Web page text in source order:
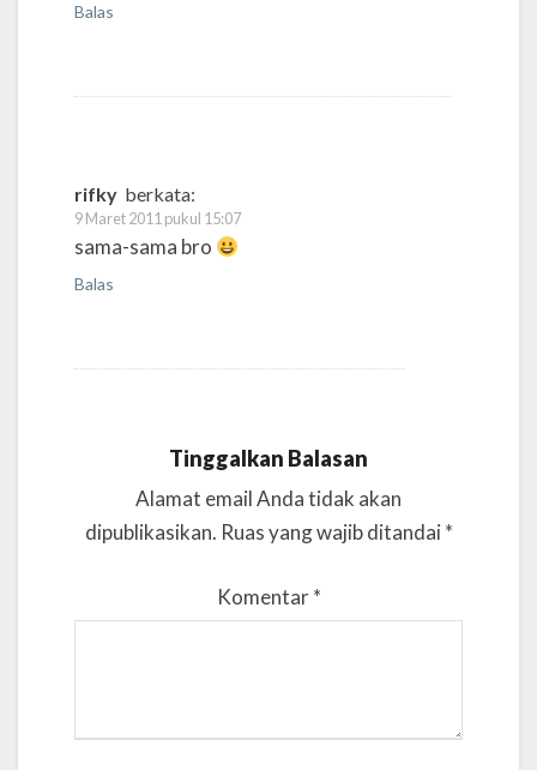
Balas
rifky berkata:
9 Maret 2011 pukul 15:07
sama-sama bro
Balas
Tinggalkan Balasan
Alamat email Anda tidak akan
dipublikasikan. Ruas yang wajib ditandai*
Komentar*